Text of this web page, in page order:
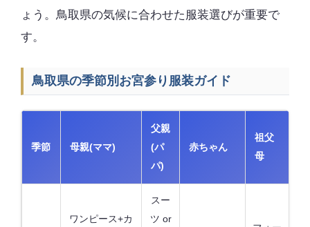
ょう。鳥取県の気候に合わせた服装選びが重要で
す。
鳥取県の季節別お宮参り服装ガイド
季節 母親(ママ)
父親
(パ
パ)
赤ちゃん
祖父
母
ワンピース+カ
スー
ツ or